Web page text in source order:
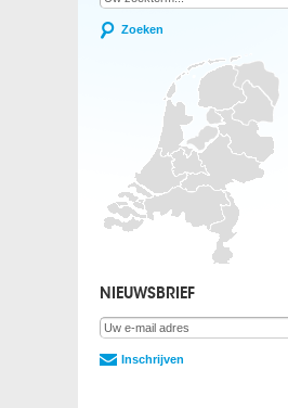
Zoeken
NIEUWSBRIEF
Inschrijven